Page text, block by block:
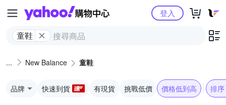
Yahoo購物中心
童鞋
登入
New Balance 童鞋
品牌 快速到貨 有現貨 挑戰低價 價格低到高 排序